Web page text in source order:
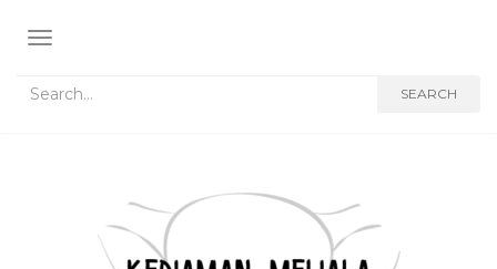
TOGGLE NAVIGATION
Search for: SEARCH